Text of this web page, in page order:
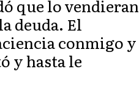
que lo vendieran
deuda. El
conmigo y
y hasta le